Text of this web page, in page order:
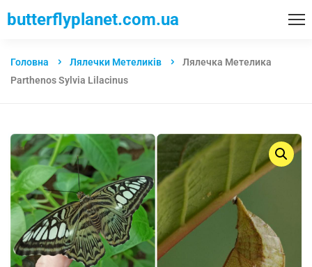
butterflyplanet.com.ua
Головна Лялечки Метеликів
Лялечка Метелика
Parthenos Sylvia Lilacinus